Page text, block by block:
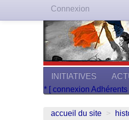
INITIATIVES
* [ connexion Adhérents
accueil du site >
Connexion